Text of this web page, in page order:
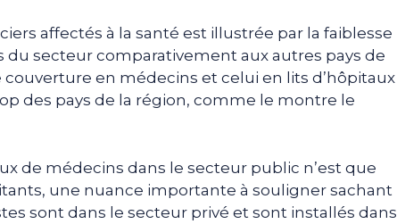
affectés à la santé est illustrée par la faiblesse
du secteur comparativement aux autres pays de
en médecins et celui en lits d’hôpitaux
des pays de la région, comme le montre le
de médecins dans le secteur public n’est que
une nuance importante à souligner sachant
sont dans le secteur privé et sont installés dans